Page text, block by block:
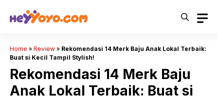
Home » Review » Rekomendasi 14 Merk Baju Anak Lokal Terbaik:
Buat si Kecil Tampil Stylish!
Rekomendasi 14 Merk Baju
Anak Lokal Terbaik: Buat si